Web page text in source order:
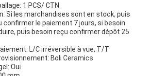
1 PCS/ CTN
Si les marchandises sont en stock, puis
confirmer le paiement 7 jours, si besoin
puis besoin reçu confirmer dépôt 25
L/C irréversible à vue, T/T
Boli Ceramics
Oui